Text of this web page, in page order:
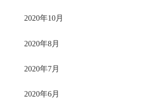
2020年10月
2020年8月
2020年7月
2020年6月